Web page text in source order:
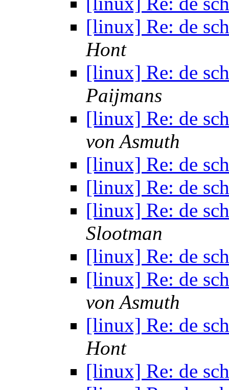
[linux] Re: de
Hont
[linux] Re: de
Paijmans
[linux] Re: de
von Asmuth
[linux] Re: de
[linux] Re: de
[linux] Re: de
Slootman
[linux] Re: de
[linux] Re: de
von Asmuth
[linux] Re: de
Hont
[linux] Re: de